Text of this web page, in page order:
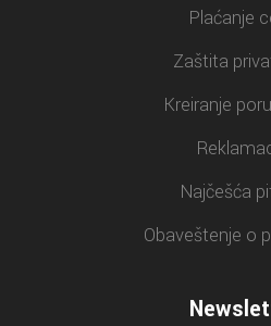
Plaćanje
Zaštita
Kreiranje
Najčešća
Obaveštenje o